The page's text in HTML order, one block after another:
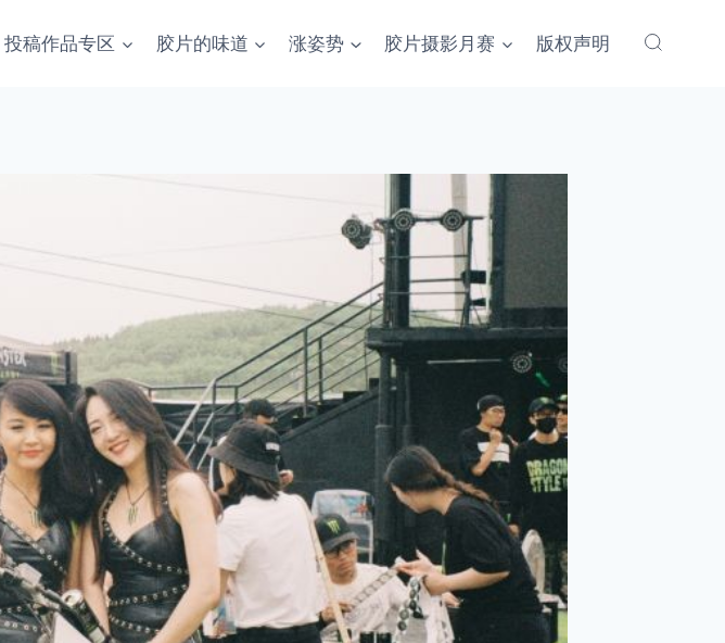
投稿作品专区 胶片的味道 涨姿势 胶片摄影月赛 版权声明